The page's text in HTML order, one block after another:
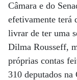
Câmara e do
efetivamente terá
livrar de ter uma
Dilma Rousseff,
próprias contas
310 deputados na